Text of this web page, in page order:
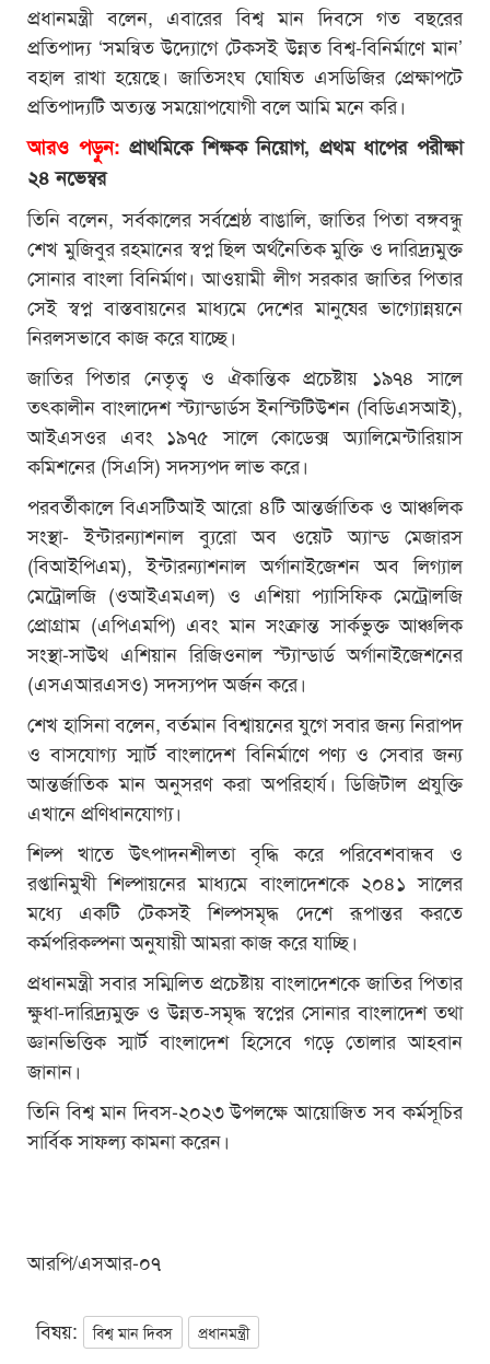
প্রধানমন্ত্রী বলেন, এবারের বিশ্ব মান দিবসে গত বছরের
প্রতিপাদ্য ‘সমন্বিত উদ্যোগে টেকসই উন্নত বিশ্ব-বিনির্মাণে মান’
বহাল রাখা হয়েছে। জাতিসংঘ ঘোষিত এসডিজির প্রেক্ষাপটে
প্রতিপাদ্যটি অত্যন্ত সময়োপযোগী বলে আমি মনে করি।
আরও পড়ুন: প্রাথমিকে শিক্ষক নিয়োগ, প্রথম ধাপের পরীক্ষা
২৪ নভেম্বর
তিনি বলেন, সর্বকালের সর্বশ্রেষ্ঠ বাঙালি, জাতির পিতা বঙ্গবন্ধু
শেখ মুজিবুর রহমানের স্বপ্ন ছিল অর্থনৈতিক মুক্তি ও দারিদ্র্যমুক্ত
সোনার বাংলা বিনির্মাণ। আওয়ামী লীগ সরকার জাতির পিতার
সেই স্বপ্ন বাস্তবায়নের মাধ্যমে দেশের মানুষের ভাগ্যোন্নয়নে
নিরলসভাবে কাজ করে যাচ্ছে।
জাতির পিতার নেতৃত্ব ও ঐকান্তিক প্রচেষ্টায় ১৯৭৪ সালে
তৎকালীন বাংলাদেশ স্ট্যান্ডার্ডস ইনস্টিটিউশন (বিডিএসআই),
আইএসওর এবং ১৯৭৫ সালে কোডেক্স অ্যালিমেন্টারিয়াস
কমিশনের (সিএসি) সদস্যপদ লাভ করে।
পরবর্তীকালে বিএসটিআই আরো ৪টি আন্তর্জাতিক ও আঞ্চলিক
সংস্থা- ইন্টারন্যাশনাল ব্যুরো অব ওয়েট অ্যান্ড মেজারস
(বিআইপিএম), ইন্টারন্যাশনাল অর্গানাইজেশন অব লিগ্যাল
মেট্রোলজি (ওআইএমএল) ও এশিয়া প্যাসিফিক মেট্রোলজি
প্রোগ্রাম (এপিএমপি) এবং মান সংক্রান্ত সার্কভুক্ত আঞ্চলিক
সংস্থা-সাউথ এশিয়ান রিজিওনাল স্ট্যান্ডার্ড অর্গানাইজেশনের
(এসএআরএসও) সদস্যপদ অর্জন করে।
শেখ হাসিনা বলেন, বর্তমান বিশ্বায়নের যুগে সবার জন্য নিরাপদ
ও বাসযোগ্য স্মার্ট বাংলাদেশ বিনির্মাণে পণ্য ও সেবার জন্য
আন্তর্জাতিক মান অনুসরণ করা অপরিহার্য। ডিজিটাল প্রযুক্তি
এখানে প্রণিধানযোগ্য।
শিল্প খাতে উৎপাদনশীলতা বৃদ্ধি করে পরিবেশবান্ধব ও
রপ্তানিমুখী শিল্পায়নের মাধ্যমে বাংলাদেশকে ২০৪১ সালের
মধ্যে একটি টেকসই শিল্পসমৃদ্ধ দেশে রূপান্তর করতে
কর্মপরিকল্পনা অনুযায়ী আমরা কাজ করে যাচ্ছি।
প্রধানমন্ত্রী সবার সম্মিলিত প্রচেষ্টায় বাংলাদেশকে জাতির পিতার
ক্ষুধা-দারিদ্র্যমুক্ত ও উন্নত-সমৃদ্ধ স্বপ্নের সোনার বাংলাদেশ তথা
জ্ঞানভিত্তিক স্মার্ট বাংলাদেশ হিসেবে গড়ে তোলার আহবান
জানান।
তিনি বিশ্ব মান দিবস-২০২৩ উপলক্ষে আয়োজিত সব কর্মসূচির
সার্বিক সাফল্য কামনা করেন।
আরপি/এসআর-০৭
বিষয়: বিশ্ব মান দিবস প্রধানমন্ত্রী